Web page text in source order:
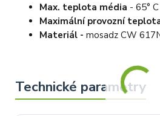
Max. teplota média - 65° C
Maximální provozní
Materiál - mosadz CW